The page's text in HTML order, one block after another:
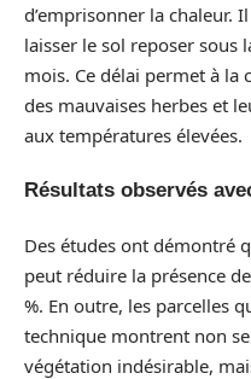
d’emprisonner la chaleur.
laisser le sol reposer sous
mois. Ce délai permet à la
des mauvaises herbes et
aux températures élevées.
Résultats observés
Des études ont démontré
peut réduire la présence
%. En outre, les parcelles
technique montrent non
végétation indésirable,